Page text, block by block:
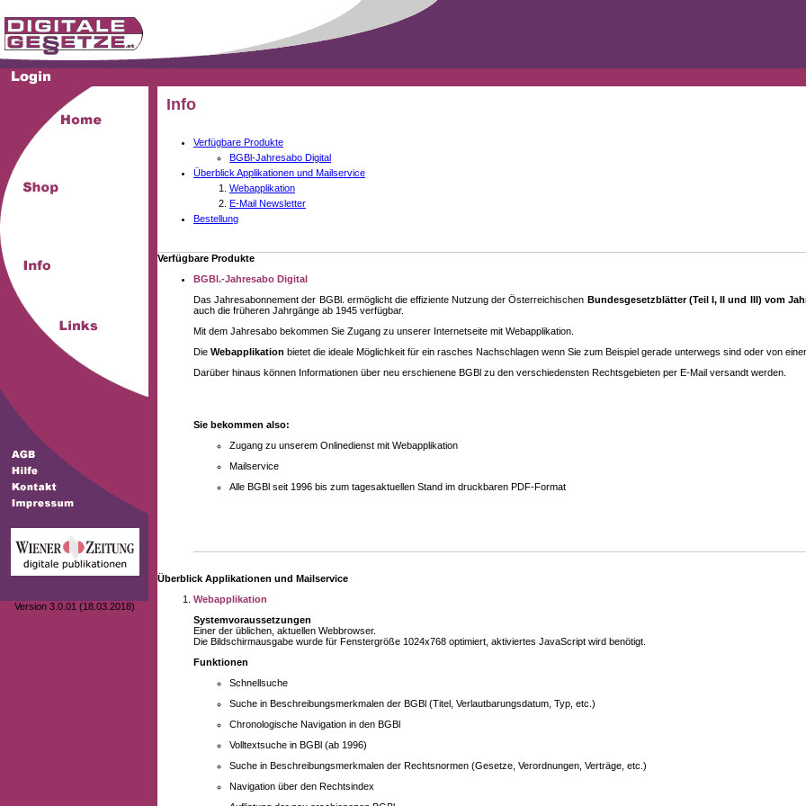
Version 3.0.01 (18.03.2018)
Info
Verfügbare Produkte
BGBl-Jahresabo Digital
Überblick Applikationen und Mailservice
Webapplikation
E-Mail Newsletter
Bestellung
Verfügbare Produkte
BGBl.-Jahresabo Digital
Das Jahresabonnement der BGBl. ermöglicht die effiziente Nutzung der Österreichischen Bundesgesetzblätter (Teil I, II und III) vom
auch die früheren Jahrgänge ab 1945 verfügbar.
Mit dem Jahresabo bekommen Sie Zugang zu unserer Internetseite mit Webapplikation.
Die Webapplikation bietet die ideale Möglichkeit für ein rasches Nachschlagen wenn Sie zum Beispiel gerade unterwegs sind oder von
Darüber hinaus können Informationen über neu erschienene BGBl zu den ver­schieden­sten Rechtsgebieten per E-Mail versandt werden.
Sie bekommen also:
Zugang zu unserem Onlinedienst mit Webapplikation
Mailservice
Alle BGBl seit 1996 bis zum tagesaktuellen Stand im druckbaren PDF-Format
Überblick Applikationen und Mailservice
Webapplikation
Systemvoraussetzungen
Einer der üblichen, aktuellen Webbrowser.
Die Bildschirmausgabe wurde für Fenstergröße 1024x768 optimiert, aktiviertes JavaScript wird benötigt.
Funktionen
Schnellsuche
Suche in Beschreibungsmerkmalen der BGBl (Titel, Verlautbarungsdatum, Typ, etc.)
Chronologische Navigation in den BGBl
Volltextsuche in BGBl (ab 1996)
Suche in Beschreibungsmerkmalen der Rechtsnormen (Gesetze, Verordnungen, Verträge, etc.)
Navigation über den Rechtsindex